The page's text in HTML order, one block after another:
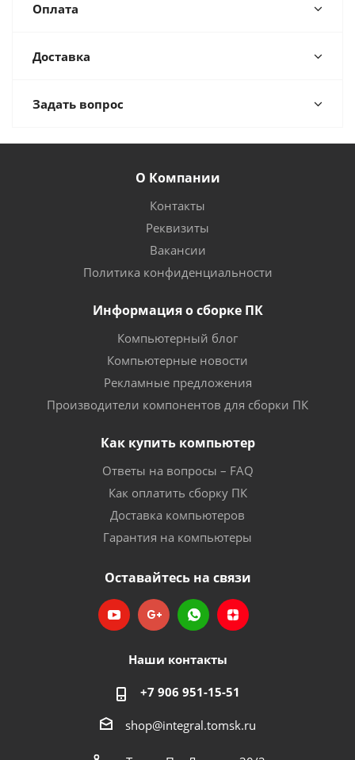
Оплата
Доставка
Задать вопрос
О Компании
Контакты
Реквизиты
Вакансии
Политика конфиденциальности
Информация о сборке ПК
Компьютерный блог
Компьютерные новости
Рекламные предложения
Производители компонентов для сборки ПК
Как купить компьютер
Ответы на вопросы – FAQ
Как оплатить сборку ПК
Доставка компьютеров
Гарантия на компьютеры
Оставайтесь на связи
Наши контакты
+7 906 951-15-51
shop@integral.tomsk.ru